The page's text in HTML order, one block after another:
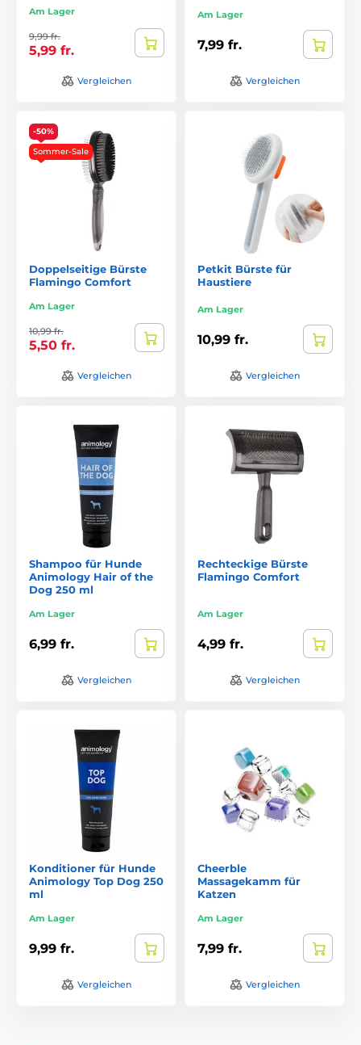
Am Lager
9,99 fr.
5,99 fr.
Vergleichen
Am Lager
7,99 fr.
Vergleichen
-50%
Sommer-Sale
Doppelseitige Bürste
Flamingo Comfort
Am Lager
10,99 fr.
5,50 fr.
Vergleichen
Petkit Bürste für
Haustiere
Am Lager
10,99 fr.
Vergleichen
Shampoo für Hunde
Animology Hair of the
Dog 250 ml
Am Lager
6,99 fr.
Vergleichen
Rechteckige Bürste
Flamingo Comfort
Am Lager
4,99 fr.
Vergleichen
Konditioner für Hunde
Animology Top Dog 250
ml
Am Lager
9,99 fr.
Vergleichen
Cheerble
Massagekamm für
Katzen
Am Lager
7,99 fr.
Vergleichen